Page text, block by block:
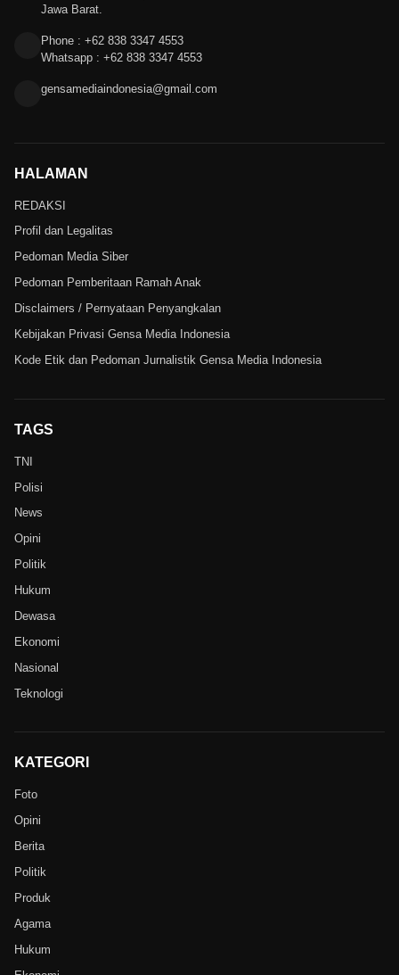
Jawa Barat.
Phone : +62 838 3347 4553
Whatsapp : +62 838 3347 4553
gensamediaindonesia@gmail.com
HALAMAN
REDAKSI
Profil dan Legalitas
Pedoman Media Siber
Pedoman Pemberitaan Ramah Anak
Disclaimers / Pernyataan Penyangkalan
Kebijakan Privasi Gensa Media Indonesia
Kode Etik dan Pedoman Jurnalistik Gensa Media Indonesia
TAGS
TNI
Polisi
News
Opini
Politik
Hukum
Dewasa
Ekonomi
Nasional
Teknologi
KATEGORI
Foto
Opini
Berita
Politik
Produk
Agama
Hukum